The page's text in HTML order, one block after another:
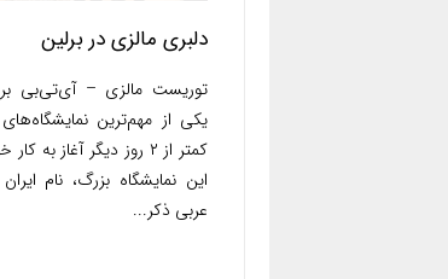
دلبری مالزی در برلین
یکی از مهم‌ترین
کمتر از ۲ روز دیگر آغاز
این نمایشگاه بزرگ، نام
عربی ذکر...